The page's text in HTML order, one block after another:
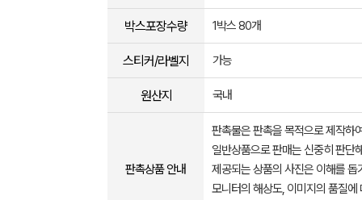
박스포장수량 1박스 80개
스티커/라벨지 가능
원산지 국내
판촉상품 안내
판촉물은 판촉을 목적으로 제작하
일반상품으로 판매는 신중히 판단
제공되는 상품의 사진은 이해를
모니터의 해상도, 이미지의 품질